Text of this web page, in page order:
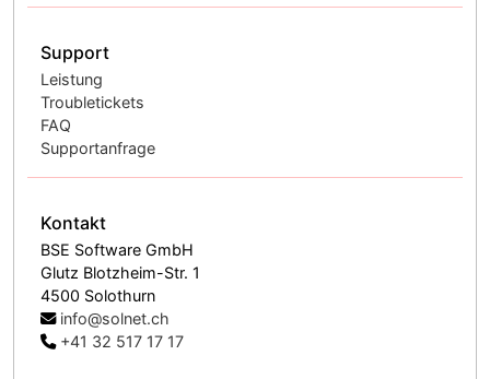
Support
Leistung
Troubletickets
FAQ
Supportanfrage
Kontakt
BSE Software GmbH
Glutz Blotzheim-Str. 1
4500 Solothurn
info@solnet.ch
+41 32 517 17 17